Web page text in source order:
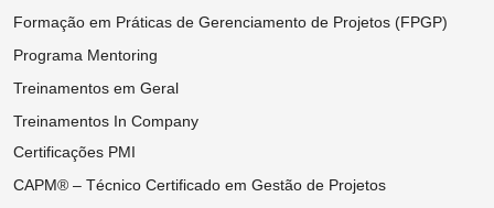
Formação em Práticas de Gerenciamento de Projetos (FPGP)
Programa Mentoring
Treinamentos em Geral
Treinamentos In Company
Certificações PMI
CAPM® – Técnico Certificado em Gestão de Projetos